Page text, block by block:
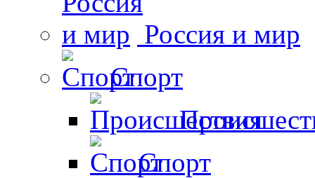
Россия и мир
Спорт
Спорт